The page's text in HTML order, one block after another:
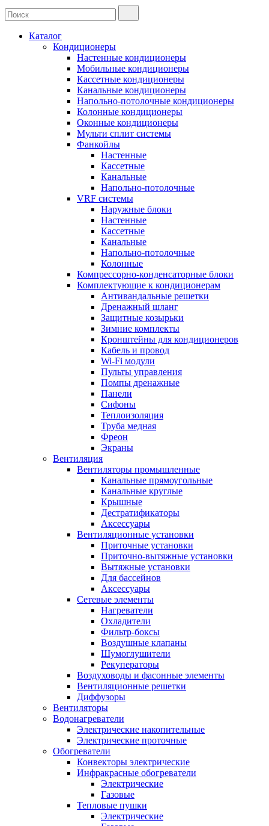
Каталог
Кондиционеры
Настенные кондиционеры
Мобильные кондиционеры
Кассетные кондиционеры
Канальные кондиционеры
Напольно-потолочные кондиционеры
Колонные кондиционеры
Оконные кондиционеры
Мульти сплит системы
Фанкойлы
Настенные
Кассетные
Канальные
Напольно-потолочные
VRF системы
Наружные блоки
Настенные
Кассетные
Канальные
Напольно-потолочные
Колонные
Компрессорно-конденсаторные блоки
Комплектующие к кондиционерам
Антивандальные решетки
Дренажный шланг
Защитные козырьки
Зимние комплекты
Кронштейны для кондиционеров
Кабель и провод
Wi-Fi модули
Пульты управления
Помпы дренажные
Панели
Сифоны
Теплоизоляция
Труба медная
Фреон
Экраны
Вентиляция
Вентиляторы промышленные
Канальные прямоугольные
Канальные круглые
Крышные
Дестратификаторы
Аксессуары
Вентиляционные установки
Приточные установки
Приточно-вытяжные установки
Вытяжные установки
Для бассейнов
Аксессуары
Сетевые элементы
Нагреватели
Охладители
Фильтр-боксы
Воздушные клапаны
Шумоглушители
Рекуператоры
Воздуховоды и фасонные элементы
Вентиляционные решетки
Диффузоры
Вентиляторы
Водонагреватели
Электрические накопительные
Электрические проточные
Обогреватели
Конвекторы электрические
Инфракрасные обогреватели
Электрические
Газовые
Тепловые пушки
Электрические